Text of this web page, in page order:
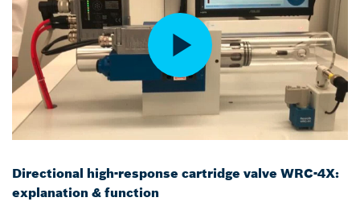
Directional high-response cartridge valve WRC-4X:
explanation & function